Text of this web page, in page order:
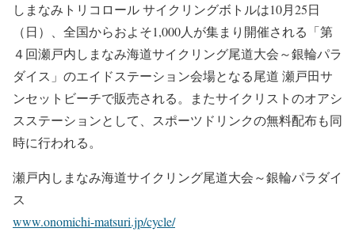
しまなみトリコロール サイクリングボトルは10月25日
（日）、全国からおよそ1,000人が集まり開催される「第
４回瀬戸内しまなみ海道サイクリング尾道大会～銀輪パラ
ダイス」のエイドステーション会場となる尾道 瀬戸田サ
ンセットビーチで販売される。またサイクリストのオアシ
スステーションとして、スポーツドリンクの無料配布も同
時に行われる。
瀬戸内しまなみ海道サイクリング尾道大会～銀輪パラダイ
ス
www.onomichi-matsuri.jp/cycle/